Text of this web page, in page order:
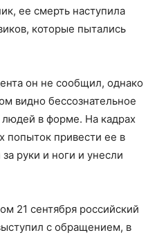
ее смерть наступила
которые пытались
он не сообщил, однако
видно бессознательное
в форме. На кадрах
попыток привести ее в
руки и ноги и унесли
21 сентября российский
с обращением, в